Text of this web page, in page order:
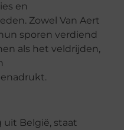
en
Zowel Van Aert
sporen verdiend
als het veldrijden,
uit België, staat